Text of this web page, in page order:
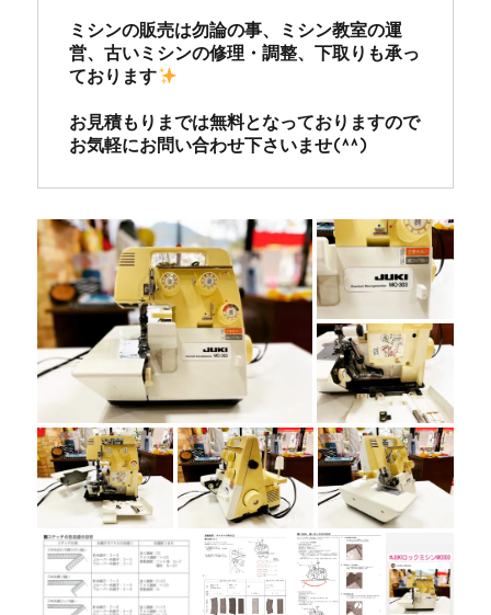
ミシンの販売は勿論の事、ミシン教室の運
営、古いミシンの修理・調整、下取りも承っ
ております
お見積もりまでは無料となっておりますので
お気軽にお問い合わせ下さいませ(^^)